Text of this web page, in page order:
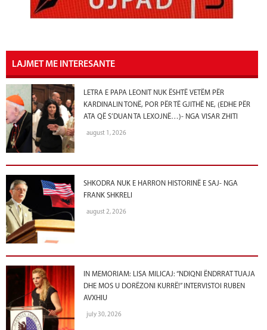
LAJMET ME INTERESANTE
LETRA E PAPA LEONIT NUK ËSHTË VETËM PËR
KARDINALIN TONË, POR PËR TË GJITHË NE, (EDHE PËR
ATA QË S’DUAN TA LEXOJNË…)- NGA VISAR ZHITI
august 1, 2026
SHKODRA NUK E HARRON HISTORINË E SAJ- NGA
FRANK SHKRELI
august 2, 2026
IN MEMORIAM: LISA MILICAJ: “NDIQNI ËNDRRAT TUAJA
DHE MOS U DORËZONI KURRË!” INTERVISTOI RUBEN
AVXHIU
july 30, 2026